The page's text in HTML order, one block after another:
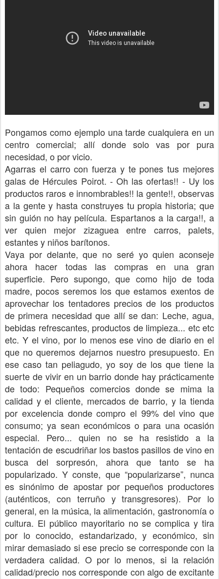
Pongamos como ejemplo una tarde cualquiera en un
centro comercial; allí donde solo vas por pura
necesidad, o por vicio.
Agarras el carro con fuerza y te pones tus mejores
galas de Hércules Poirot. - Oh las ofertas!! - Uy los
productos raros e innombrables!! la gente!!, observas
a la gente y hasta construyes tu propia historia; que
sin guión no hay película. Espartanos a la carga!!, a
ver quien mejor zizaguea entre carros, palets,
estantes y niños barítonos.
Vaya por delante, que no seré yo quien aconseje
ahora hacer todas las compras en una gran
superficie. Pero supongo, que como hijo de toda
madre, pocos seremos los que estamos exentos de
aprovechar los tentadores precios de los productos
de primera necesidad que allí se dan: Leche, agua,
bebidas refrescantes, productos de limpieza... etc etc
etc. Y el vino, por lo menos ese vino de diario en el
que no queremos dejarnos nuestro presupuesto. En
ese caso tan peliagudo, yo soy de los que tiene la
suerte de vivir en un barrio donde hay prácticamente
de todo: Pequeños comercios donde se mima la
calidad y el cliente, mercados de barrio, y la tienda
por excelencia donde compro el 99% del vino que
consumo; ya sean económicos o para una ocasión
especial. Pero... quien no se ha resistido a la
tentación de escudriñar los bastos pasillos de vino en
busca del sorpresón, ahora que tanto se ha
popularizado. Y conste, que “popularizarse”, nunca
es sinónimo de apostar por pequeños productores
(auténticos, con terruño y transgresores). Por lo
general, en la música, la alimentación, gastronomía o
cultura. El público mayoritario no se complica y tira
por lo conocido, estandarizado, y económico, sin
mirar demasiado si ese precio se corresponde con la
verdadera calidad. O por lo menos, si la relación
calidad/precio nos corresponde con algo de excitante